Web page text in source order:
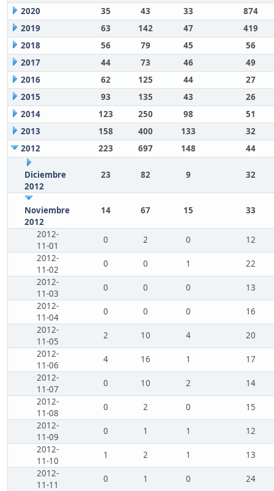
2020
35 43 33
874
2019
63 142 47
419
2018
56 79 45
56
2017
44 73 46
49
2016
62 125 44
27
2015
93 135 43
26
2014
123 250 98
51
2013
158 400 133
32
2012
223 697 148 44
Diciembre
2012
23 82 9 32
Noviembre
2012
14 67 15 33
2012-
11-01
0 2 0
12
2012-
11-02
0 0 1
22
2012-
11-03
0 0 0
13
2012-
11-04
0 0 0
16
2012-
11-05
2 10 4
20
2012-
11-06
4 16 1
17
2012-
11-07
0 10 2
14
2012-
11-08
0 2 0
15
2012-
11-09
0 1 1
12
2012-
11-10
1 2 1
13
2012-
11-11
0 1 0
24